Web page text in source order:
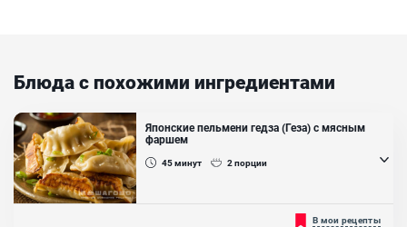
Блюда с похожими ингредиентами
Японские пельмени гедза (Геза) с мясным
фаршем
45минут 2порции
Японские пельмени готовятся из тончайшего теста в составеВ мои рецепты